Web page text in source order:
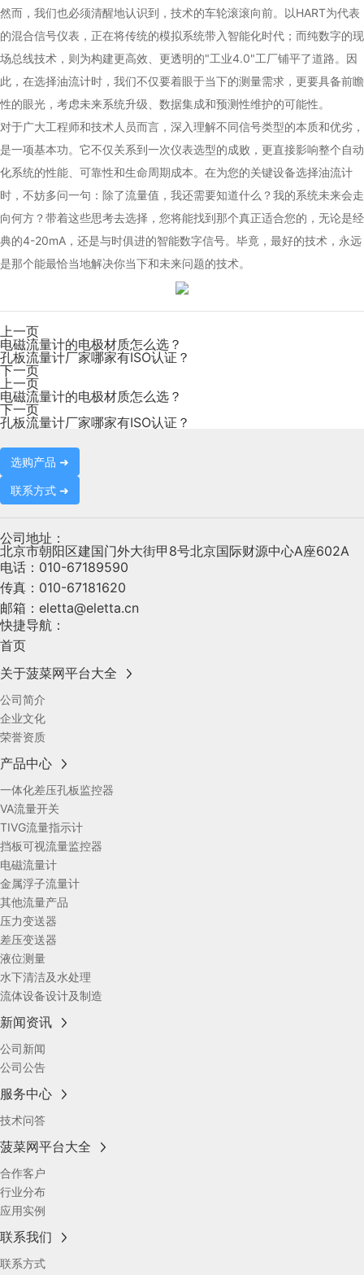
然而，我们也必须清醒地认识到，技术的车轮滚滚向前。以HART为代表
的混合信号仪表，正在将传统的模拟系统带入智能化时代；而纯数字的现
场总线技术，则为构建更高效、更透明的"工业4.0"工厂铺平了道路。因
此，在选择油流计时，我们不仅要着眼于当下的测量需求，更要具备前瞻
性的眼光，考虑未来系统升级、数据集成和预测性维护的可能性。
对于广大工程师和技术人员而言，深入理解不同信号类型的本质和优劣，
是一项基本功。它不仅关系到一次仪表选型的成败，更直接影响整个自动
化系统的性能、可靠性和生命周期成本。在为您的关键设备选择油流计
时，不妨多问一句：除了流量值，我还需要知道什么？我的系统未来会走
向何方？带着这些思考去选择，您将能找到那个真正适合您的，无论是经
典的4-20mA，还是与时俱进的智能数字信号。毕竟，最好的技术，永远
是那个能最恰当地解决你当下和未来问题的技术。
上一页
电磁流量计的电极材质怎么选？
孔板流量计厂家哪家有ISO认证？
下一页
上一页
电磁流量计的电极材质怎么选？
下一页
孔板流量计厂家哪家有ISO认证？
选购产品 ➜
联系方式 ➜
公司地址：
北京市朝阳区建国门外大街甲8号北京国际财源中心A座602A
电话： 010-67189590
传真： 010-67181620
邮箱： eletta@eletta.cn
快捷导航：
首页
关于菠菜网平台大全
公司简介
企业文化
荣誉资质
产品中心
一体化差压孔板监控器
VA流量开关
TIVG流量指示计
挡板可视流量监控器
电磁流量计
金属浮子流量计
其他流量产品
压力变送器
差压变送器
液位测量
水下清洁及水处理
流体设备设计及制造
新闻资讯
公司新闻
公司公告
服务中心
技术问答
菠菜网平台大全
合作客户
行业分布
应用实例
联系我们
联系方式